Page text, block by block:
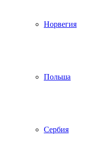
Норвегия
Польша
Сербия